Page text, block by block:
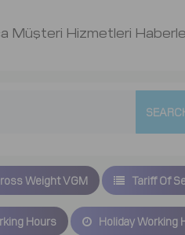
Müşteri Hizmetleri
Weight VGM Tariff Of
Hours Holiday Working